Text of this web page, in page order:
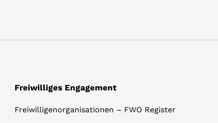
Freiwilliges Engagement
Freiwilligenorganisationen – FWO Register